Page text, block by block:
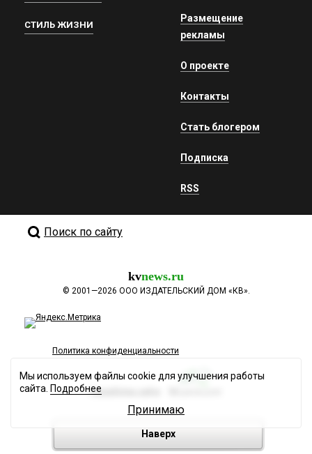
СТИЛЬ ЖИЗНИ
Размещение
рекламы
О проекте
Контакты
Стать блогером
Подписка
RSS
Поиск по сайту
kvnews.ru
© 2001—2026 ООО ИЗДАТЕЛЬСКИЙ ДОМ «КВ».
Политика конфиденциальности
Разработка сайта
Наверх
Мы используем файлы cookie для улучшения работы
сайта. Подробнее
Принимаю